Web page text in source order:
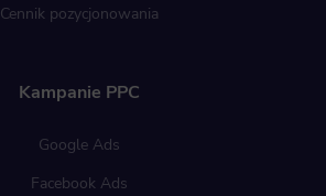
Cennik pozycjonowania
Kampanie PPC
Google Ads
Facebook Ads